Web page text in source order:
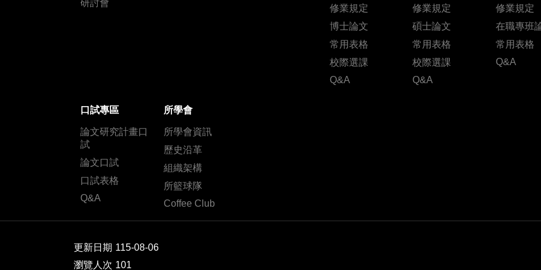
研討會
修業規定
博士論文
常用表格
校際選課
Q&A
修業規定
碩士論文
常用表格
校際選課
Q&A
修業規定
在職專班
常用表格
Q&A
口試專區
論文研究計畫口
試
論文口試
口試表格
Q&A
所學會
所學會資訊
歷史沿革
組織架構
所籃球隊
Coffee Club
更新日期 115-08-06
瀏覽人次 101